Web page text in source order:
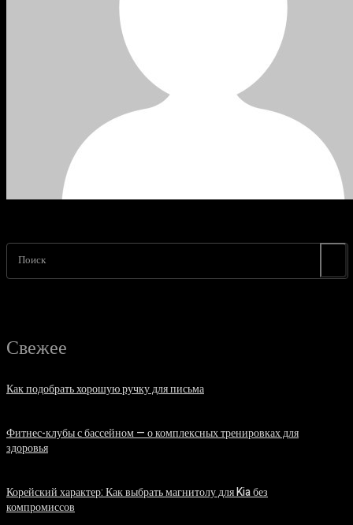
Поиск
Свежее
Как подобрать хорошую ручку для письма
Фитнес-клубы с бассейном — о комплексных тренировках для
здоровья
Корейский характер: Как выбрать магнитолу для Kia без
компромиссов